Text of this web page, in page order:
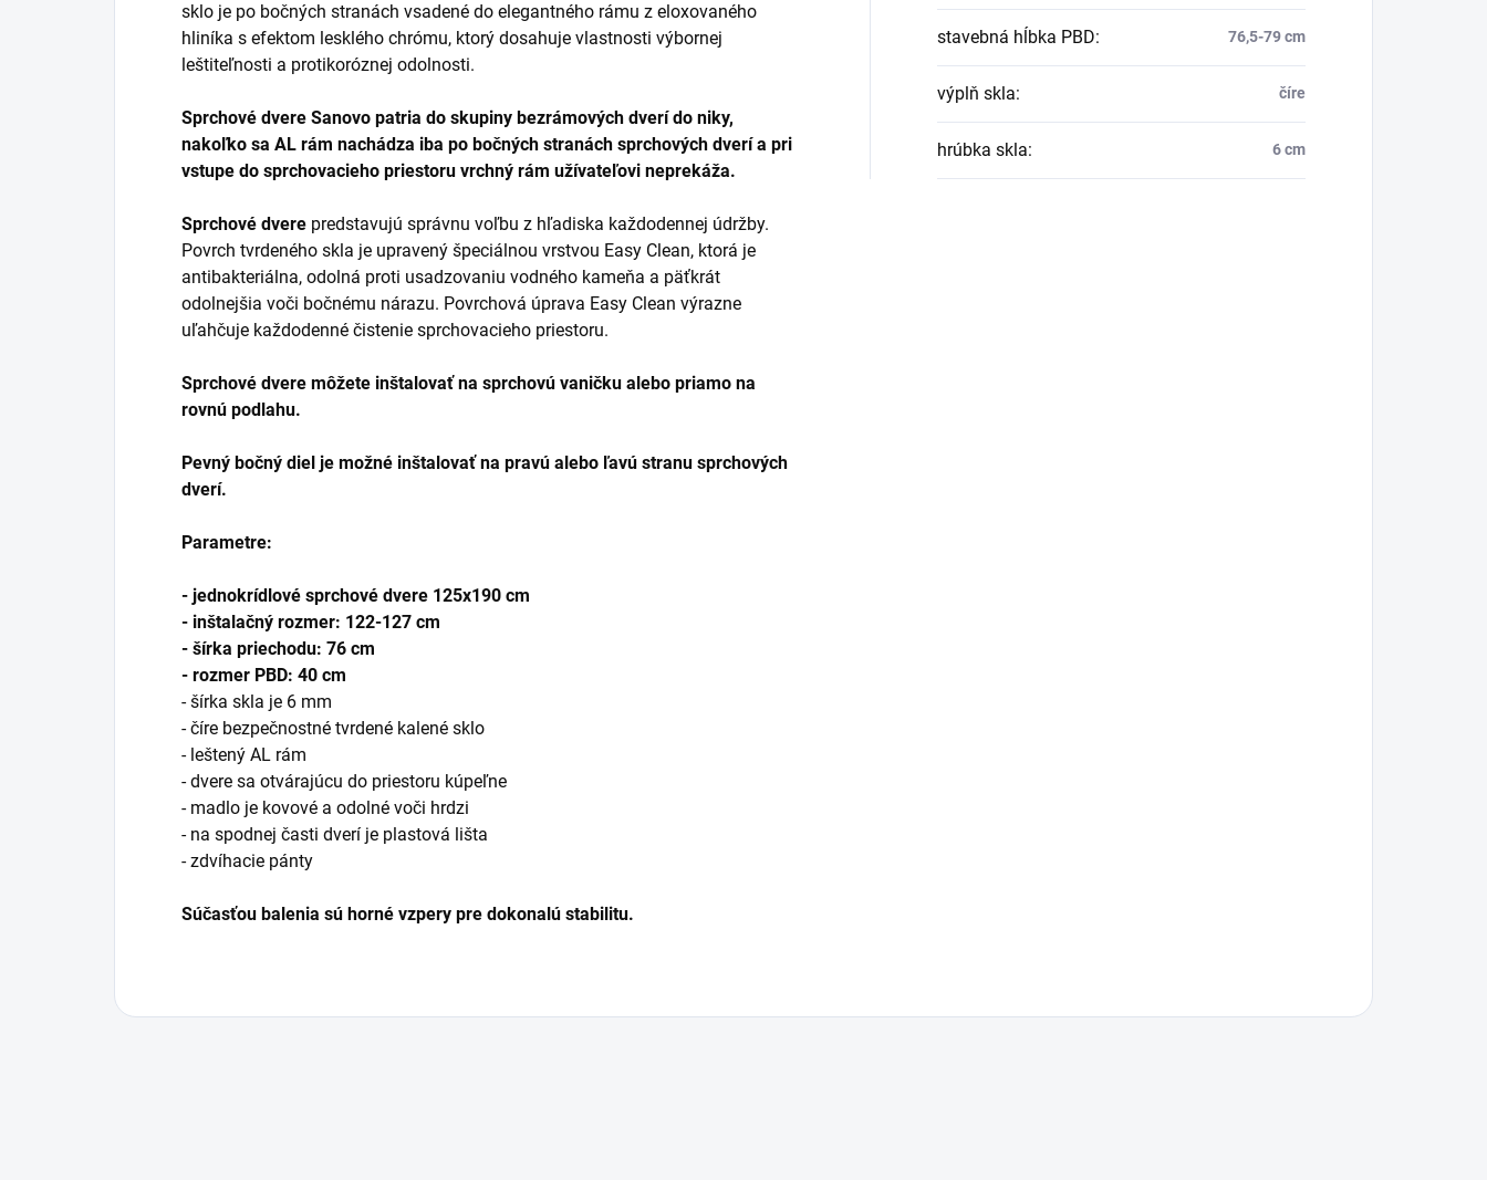
sklo je po bočných stranách vsadené do elegantného rámu z eloxovaného
hliníka s efektom lesklého chrómu, ktorý dosahuje vlastnosti výbornej
leštiteľnosti a protikoróznej odolnosti.
Sprchové dvere Sanovo patria do skupiny bezrámových dverí do niky,
nakoľko sa AL rám nachádza iba po bočných stranách sprchových dverí a pri
vstupe do sprchovacieho priestoru vrchný rám užívateľovi neprekáža.
Sprchové dvere predstavujú správnu voľbu z hľadiska každodennej údržby.
Povrch tvrdeného skla je upravený špeciálnou vrstvou Easy Clean, ktorá je
antibakteriálna, odolná proti usadzovaniu vodného kameňa a päťkrát
odolnejšia voči bočnému nárazu. Povrchová úprava Easy Clean výrazne
uľahčuje každodenné čistenie sprchovacieho priestoru.
Sprchové dvere môžete inštalovať na sprchovú vaničku alebo priamo na
rovnú podlahu.
Pevný bočný diel je možné inštalovať na pravú alebo ľavú stranu sprchových
dverí.
Parametre:
- jednokrídlové sprchové dvere 125x190 cm
- inštalačný rozmer: 122-127 cm
- šírka priechodu: 76 cm
- rozmer PBD: 40 cm
- šírka skla je 6 mm
- číre bezpečnostné tvrdené kalené sklo
- leštený AL rám
- dvere sa otvárajúcu do priestoru kúpeľne
- madlo je kovové a odolné voči hrdzi
- na spodnej časti dverí je plastová lišta
- zdvíhacie pánty
Súčasťou balenia sú horné vzpery pre dokonalú stabilitu.
stavebná hĺbka PBD: 76,5-79 cm
výplň skla: číre
hrúbka skla: 6 cm